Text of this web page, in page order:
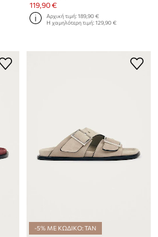
119,90 €
Αρχική τιμή:189,90 €
Η χαμηλότερη τιμή:129,90 €
-5% ΜΕ ΚΩΔΙΚΟ: TAN